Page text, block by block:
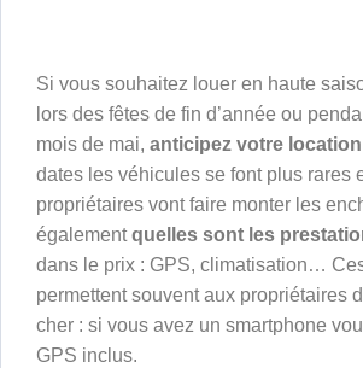
Si vous souhaitez louer en haute
lors des fêtes de fin d’année ou
mois de mai, anticipez votre location
dates les véhicules se font plus rares
propriétaires vont faire monter les
égalementquelles sont les
dans le prix : GPS, climatisation…
permettent souvent aux propriétaires
cher : si vous avez un smartphone
GPS inclus.